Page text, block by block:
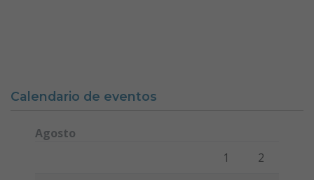
Calendario de eventos
Agosto
Viernes Sábado
1 2